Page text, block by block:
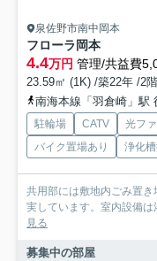
泉佐野市南中岡本
フローラ岡本
4.4万円 管理/共益費
23.59㎡ (1K) /築22年 /2
南海本線「羽倉崎」駅
駐輪場 CATV 光フ
バイク置場あり
浄化
共用部には敷地内ごみ置
実しています。室内設備
見る
募集中の部屋